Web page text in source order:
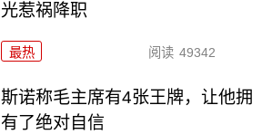
光惹祸降职
最热 阅读 49342
斯诺称毛主席有4张王牌，让他拥
有了绝对自信